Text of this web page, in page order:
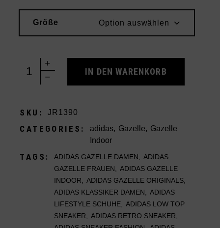
Größe Option auswählen
adidas Gazelle Indoor Earth Strata Leopard
IN DEN WARENKORB
SKU: JR1390
CATEGORIES: adidas, Gazelle, Gazelle
Indoor
TAGS: ADIDAS GAZELLE DAMEN ,ADIDAS
GAZELLE FRAUEN ,ADIDAS GAZELLE
INDOOR ,ADIDAS GAZELLE ORIGINALS
ADIDAS KLASSIKER DAMEN ,ADIDAS
LIFESTYLE SCHUHE ,ADIDAS LOW TOP
SNEAKER ,ADIDAS RETRO SNEAKER